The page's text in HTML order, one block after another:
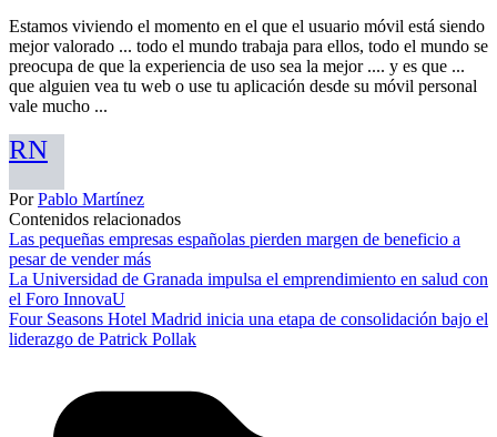
Estamos viviendo el momento en el que el usuario móvil está siendo
mejor valorado ... todo el mundo trabaja para ellos, todo el mundo se
preocupa de que la experiencia de uso sea la mejor .... y es que ...
que alguien vea tu web o use tu aplicación desde su móvil personal
vale mucho ...
RN
PorPablo Martínez
Contenidos relacionados
Las pequeñas empresas españolas pierden margen de beneficio a
pesar de vender más
La Universidad de Granada impulsa el emprendimiento en salud con
el Foro InnovaU
Four Seasons Hotel Madrid inicia una etapa de consolidación bajo el
liderazgo de Patrick Pollak